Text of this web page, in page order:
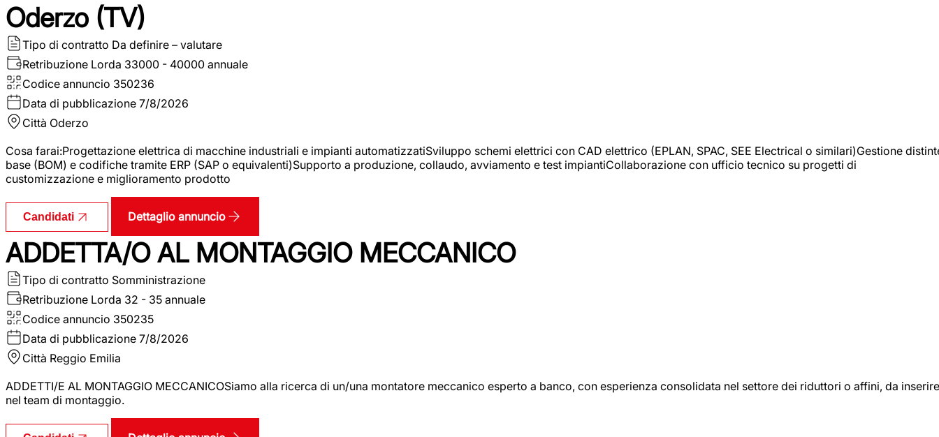
Oderzo (TV)
Tipo di contratto Da definire – valutare
Retribuzione Lorda 33000 - 40000 annuale
Codice annuncio 350236
Data di pubblicazione 7/8/2026
Città Oderzo
Cosa farai:Progettazione elettrica di macchine industriali e impianti automatizzatiSviluppo schemi elettrici con CAD elettrico (EPLAN, SPAC, SEE Electrical o similari)Gestione
base (BOM) e codifiche tramite ERP (SAP o equivalenti)Supporto a produzione, collaudo, avviamento e test impiantiCollaborazione con ufficio tecnico su progetti di
customizzazione e miglioramento prodotto
Candidati Dettaglio annuncio
ADDETTA/O AL MONTAGGIO MECCANICO
Tipo di contratto Somministrazione
Retribuzione Lorda 32 - 35 annuale
Codice annuncio 350235
Data di pubblicazione 7/8/2026
Città Reggio Emilia
ADDETTI/E AL MONTAGGIO MECCANICOSiamo alla ricerca di un/una montatore meccanico esperto a banco, con esperienza consolidata nel settore dei riduttori o affini, da inserire
nel team di montaggio.